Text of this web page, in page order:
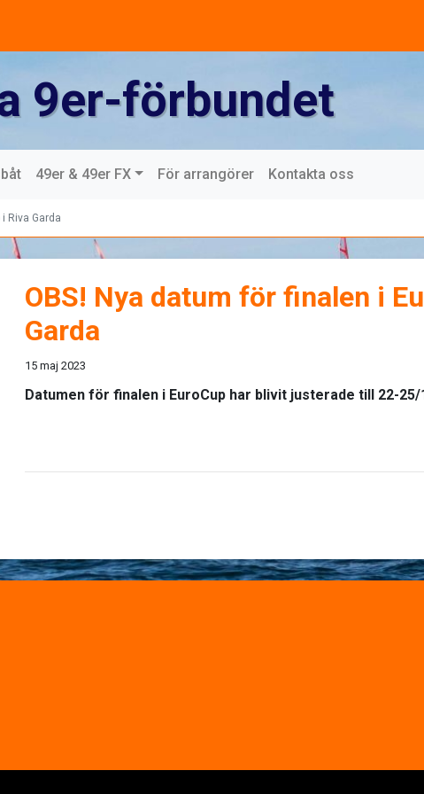
9er-förbundet
49er & 49er FX För arrangörer Kontakta oss
Riva Garda
OBS! Nya datum för finalen i
Garda
15 maj 2023
Datumen för finalen i EuroCup har blivit justerade till 22-25/